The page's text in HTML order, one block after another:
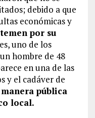
debido a que
económicas y
temen por su
uno de los
hombre de 48
en una de las
y el cadáver de
pública
local.